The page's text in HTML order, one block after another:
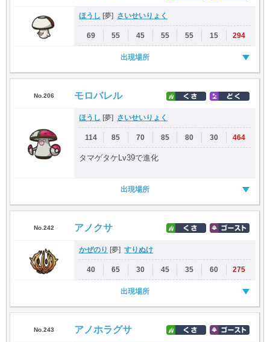
ほうし [夢] さいせいりょく
69 55 45 55 55 15 294
出現場所
No.206 モロバレル
ほうし [夢] さいせいりょく
114 85 70 85 80 30 464
タマゲタケLv39で進化
出現場所
No.242 アノクサ
かぜのり [夢] すりぬけ
40 65 30 45 35 60 275
出現場所
No.243 アノホラグサ